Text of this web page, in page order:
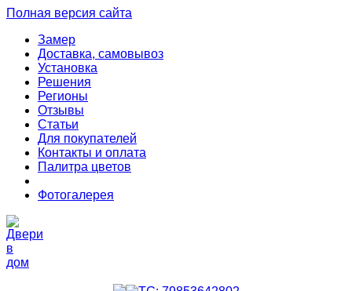
Полная версия сайта
Замер
Доставка, самовывоз
Установка
Решения
Регионы
Отзывы
Статьи
Для покупателей
Контакты и оплата
Палитра цветов
Фотогалерея